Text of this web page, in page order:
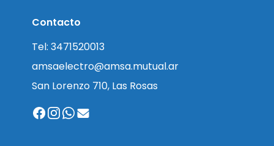
Contacto
Tel: 3471520013
amsaelectro@amsa.mutual.ar
San Lorenzo 710, Las Rosas